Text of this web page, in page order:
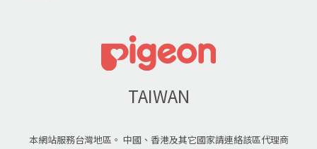
TAIWAN
本網站服務台灣地區。 中國、香港及其它國家請連絡該區代理商